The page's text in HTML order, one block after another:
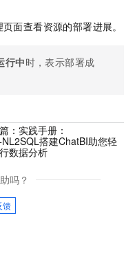
面查看资源的部署进展。
行中时，表示部署成
： 实践手册：
搭建ChatBI助您轻
数据分析
吗？
馈